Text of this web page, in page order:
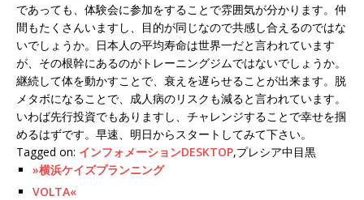
であっても、体験会に参加をすることで雰囲気が分かります。仲
間もたくさんいますし、目的が同じなので共感し合えるのではな
いでしょうか。日本人の平均寿命は世界一だと言われています
が、その根幹にあるのがトレーニングジムではないでしょうか。
継続して体を動かすことで、衰えを遅らせることが出来ます。脱
メタボになることで、成人病のリスクも減ると言われています。
いわば先行投資でもありますし、チャレンジすることで幸せを掴
めるはずです。早速、明日からスタートしてみて下さい。
Tagged on: インフォメーションDESKTOP,プレシア中目黒
»横浜ケイズプランニング
VOLTA«